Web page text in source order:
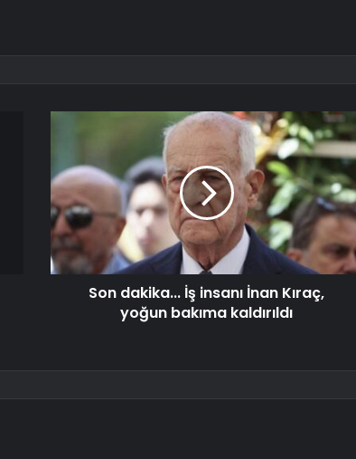
Son dakika... İş insanı İnan Kıraç,
yoğun bakıma kaldırıldı